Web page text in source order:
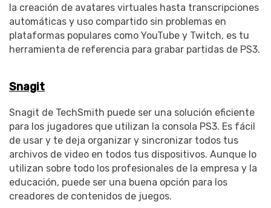
la creación de avatares virtuales hasta transcripciones
automáticas y uso compartido sin problemas en
plataformas populares como YouTube y Twitch, es tu
herramienta de referencia para grabar partidas de PS3.
Snagit
Snagit de TechSmith puede ser una solución eficiente
para los jugadores que utilizan la consola PS3. Es fácil
de usar y te deja organizar y sincronizar todos tus
archivos de video en todos tus dispositivos. Aunque lo
utilizan sobre todo los profesionales de la empresa y la
educación, puede ser una buena opción para los
creadores de contenidos de juegos.